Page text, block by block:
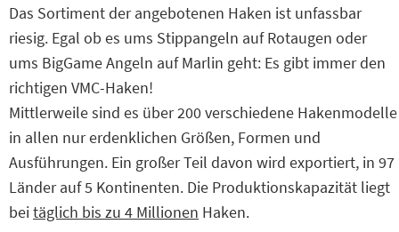
Das Sortiment der angebotenen Haken ist unfassbar
riesig. Egal ob es ums Stippangeln auf Rotaugen oder
ums BigGame Angeln auf Marlin geht: Es gibt immer den
richtigen VMC-Haken!
Mittlerweile sind es über 200 verschiedene Hakenmodelle
in allen nur erdenklichen Größen, Formen und
Ausführungen. Ein großer Teil davon wird exportiert, in 97
Länder auf 5 Kontinenten. Die Produktionskapazität liegt
beitäglich bis zu 4 Millionen Haken.